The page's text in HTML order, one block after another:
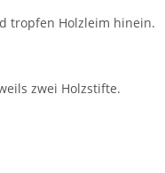
tropfen Holzleim hinein.
zwei Holzstifte.